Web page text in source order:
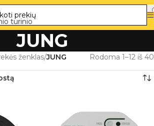
turinio
JUNG
ženklas/JUNG Rodoma 1–12 iš 40